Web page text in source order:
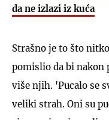
da ne izlazi iz kuća
Strašno je to što
pomislio da bi nakon
više njih. 'Pucalo se
veliki strah. Oni su